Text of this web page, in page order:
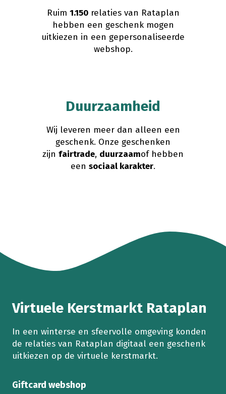
Ruim 1.150relaties van Rataplan
hebben een geschenk mogen
uitkiezen in een gepersonaliseerde
webshop.
Duurzaamheid
Wij leveren meer dan alleen een
geschenk. Onze geschenken
zijn fairtrade, duurzaamof hebben
een sociaal karakter.
Virtuele Kerstmarkt Rataplan
In een winterse en sfeervolle omgeving konden
de relaties van Rataplan digitaal een geschenk
uitkiezen op de virtuele kerstmarkt.
Giftcard webshop